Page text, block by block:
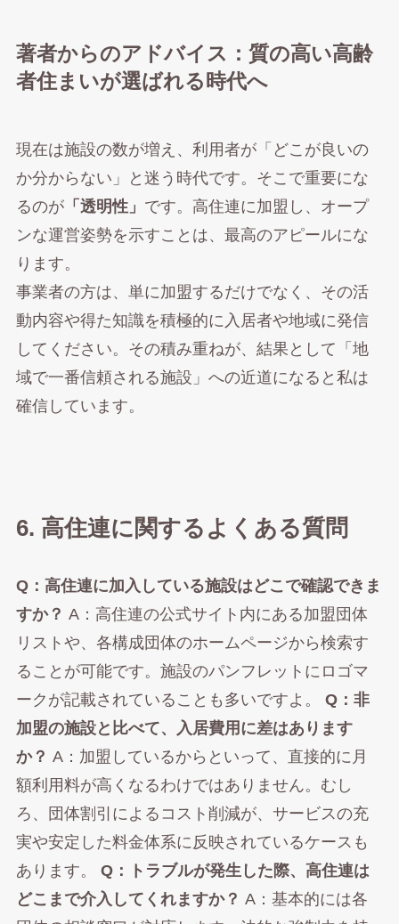
著者からのアドバイス：質の高い高齢
者住まいが選ばれる時代へ
現在は施設の数が増え、利用者が「どこが良いの
か分からない」と迷う時代です。そこで重要にな
るのが「透明性」 です。高住連に加盟し、オープ
ンな運営姿勢を示すことは、最高のアピールにな
ります。
事業者の方は、単に加盟するだけでなく、その活
動内容や得た知識を積極的に入居者や地域に発信
してください。その積み重ねが、結果として「地
域で一番信頼される施設」への近道になると私は
確信しています。
6. 高住連に関するよくある質問
Q：高住連に加入している施設はどこで確認できま
すか？ A：高住連の公式サイト内にある加盟団体
リストや、各構成団体のホームページから検索す
ることが可能です。施設のパンフレットにロゴマ
ークが記載されていることも多いですよ。 Q：非
加盟の施設と比べて、入居費用に差はあります
か？ A：加盟しているからといって、直接的に月
額利用料が高くなるわけではありません。むし
ろ、団体割引によるコスト削減が、サービスの充
実や安定した料金体系に反映されているケースも
あります。 Q：トラブルが発生した際、高住連は
どこまで介入してくれますか？ A：基本的には各